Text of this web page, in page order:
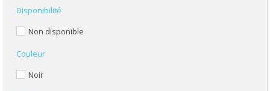
Disponibilité
Non disponible
Couleur
Noir